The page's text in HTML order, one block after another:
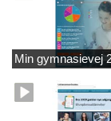
Min gymnasievej